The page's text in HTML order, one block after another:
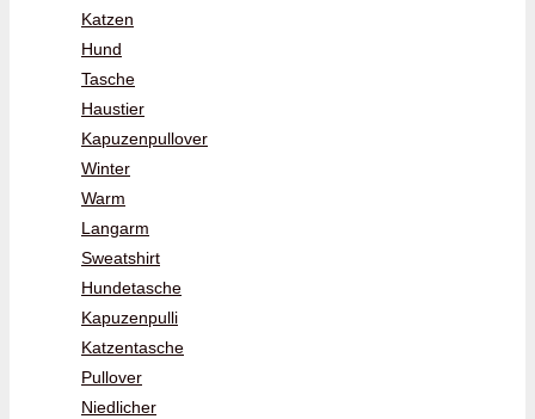
Katzen
Hund
Tasche
Haustier
Kapuzenpullover
Winter
Warm
Langarm
Sweatshirt
Hundetasche
Kapuzenpulli
Katzentasche
Pullover
Niedlicher